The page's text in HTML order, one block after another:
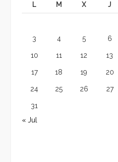
L M X J
3 4 5 6
10 11 12 13
17 18 19 20
24 25 26 27
31
« Jul